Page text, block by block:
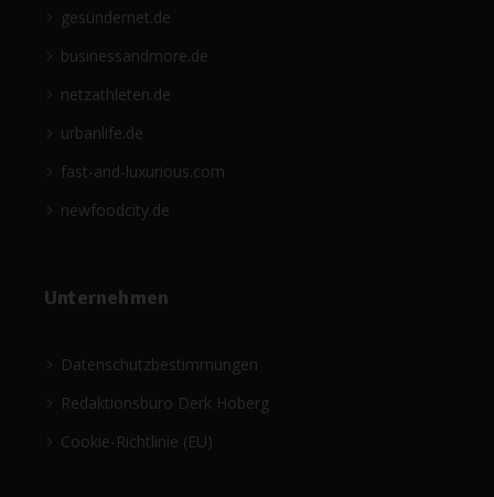
gesündernet.de
businessandmore.de
netzathleten.de
urbanlife.de
fast-and-luxurious.com
newfoodcity.de
Unternehmen
Datenschutzbestimmungen
Redaktionsbüro Derk Hoberg
Cookie-Richtlinie (EU)